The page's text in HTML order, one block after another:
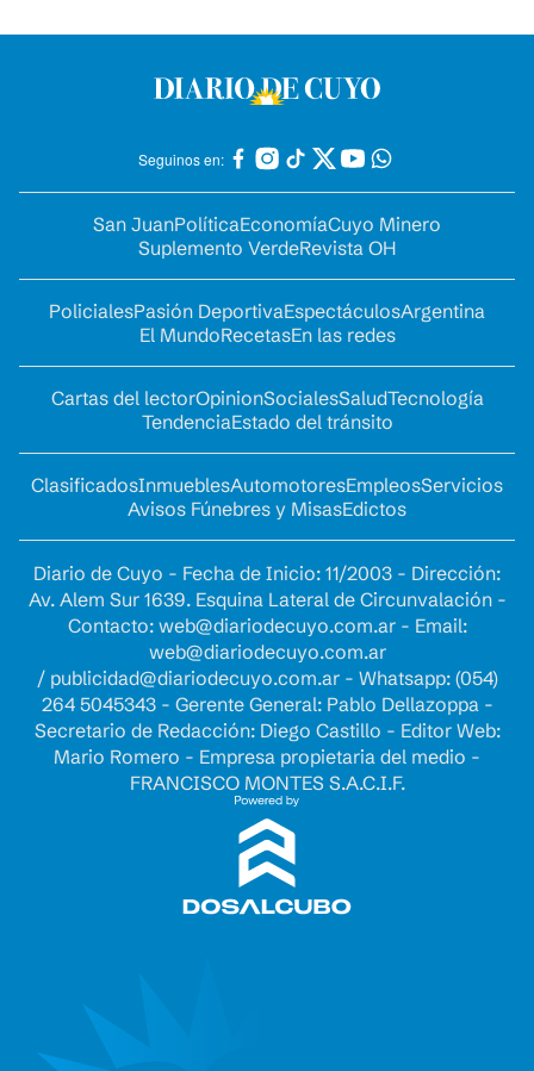
Seguinos en:
San JuanPolíticaEconomíaCuyo Minero
Suplemento VerdeRevista OH
PolicialesPasión DeportivaEspectáculosArgentina
El MundoRecetasEn las redes
Cartas del lectorOpinionSocialesSaludTecnología
TendenciaEstado del tránsito
ClasificadosInmueblesAutomotoresEmpleosServicios
Avisos Fúnebres y MisasEdictos
Diario de Cuyo - Fecha de Inicio: 11/2003 - Dirección:
Av. Alem Sur 1639. Esquina Lateral de Circunvalación -
Contacto: web@diariodecuyo.com.ar- Email:
web@diariodecuyo.com.ar
/ publicidad@diariodecuyo.com.ar- Whatsapp: (054)
264 5045343 - Gerente General: Pablo Dellazoppa -
Secretario de Redacción: Diego Castillo - Editor Web:
Mario Romero - Empresa propietaria del medio -
FRANCISCO MONTES S.A.C.I.F.